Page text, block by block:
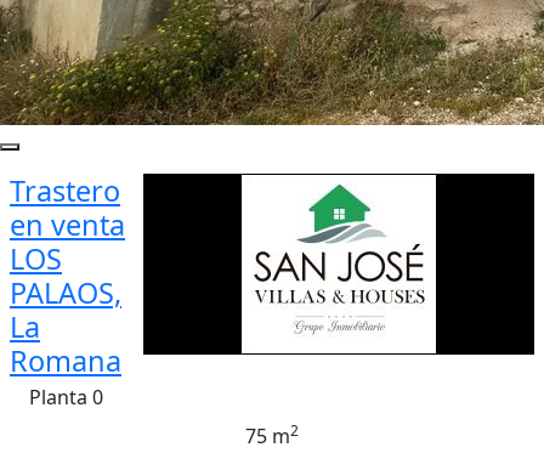
Trastero
en venta
LOS
PALAOS,
La
Romana
Planta 0
75 m2